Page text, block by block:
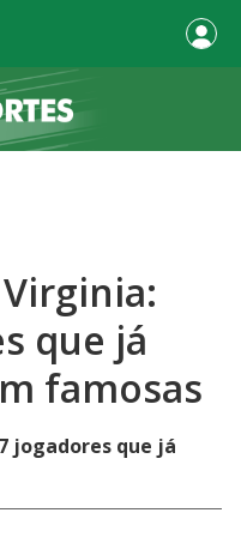
que já
famosas
jogadores que já